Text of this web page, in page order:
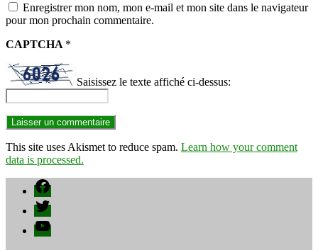
Enregistrer mon nom, mon e-mail et mon site dans le navigateur
pour mon prochain commentaire.
CAPTCHA *
Saisissez le texte affiché ci-dessus:
This site uses Akismet to reduce spam. Learn how your comment
data is processed.
Facebook
Twitter
YouTube